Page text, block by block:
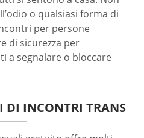
o qualsiasi forma di
per persone
di sicurezza per
a segnalare o bloccare
DI INCONTRI TRANS